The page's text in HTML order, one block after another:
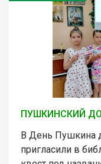
ПУШКИНСКИЙ
В День Пушкина
пригласили в